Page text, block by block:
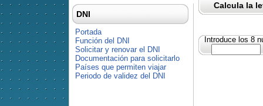
Calcula la
Introduce los 8
DNI
Portada
Función del DNI
Solicitar y renovar el DNI
Documentación para solicitarlo
Países que permiten viajar
Periodo de validez del DNI